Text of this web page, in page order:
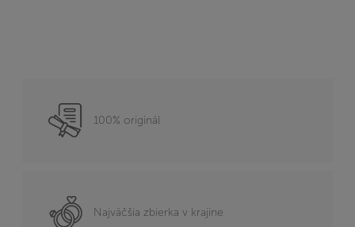
100% originál
Najväčšia zbierka v krajine